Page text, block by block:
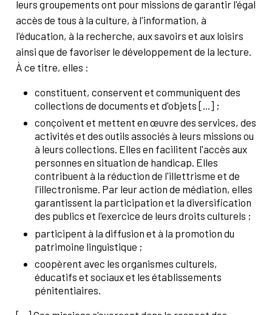
leurs groupements ont pour missions de garantir l'égal
accès de tous à la culture, à l'information, à
l'éducation, à la recherche, aux savoirs et aux loisirs
ainsi que de favoriser le développement de la lecture.
À ce titre, elles :
constituent, conservent et communiquent des
collections de documents et d'objets [...] ;
conçoivent et mettent en œuvre des services, des
activités et des outils associés à leurs missions ou
à leurs collections. Elles en facilitent l'accès aux
personnes en situation de handicap. Elles
contribuent à la réduction de l'illettrisme et de
l'illectronisme. Par leur action de médiation, elles
garantissent la participation et la diversification
des publics et l'exercice de leurs droits culturels ;
participent à la diffusion et à la promotion du
patrimoine linguistique ;
coopèrent avec les organismes culturels,
éducatifs et sociaux et les établissements
pénitentiaires.